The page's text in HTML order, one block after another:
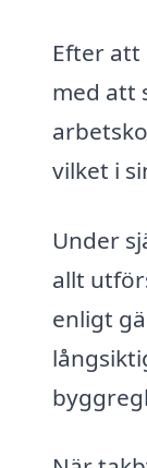
Efter
med att
vilket i
Under
allt
enligt